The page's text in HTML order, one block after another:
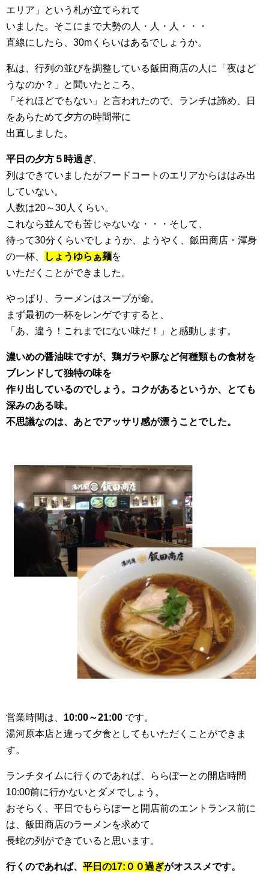
エリア」という札が立てられて
いました。そこにまで大勢の人・人・人・・・
直線にしたら、30mくらいはあるでしょうか。
私は、行列の並びを調整している飯田商店の人に「夜はど
うなのか？」と聞いたところ、
「それほどでもない」と言われたので、ランチは諦め、日
をあらためて夕方の時間帯に
出直しました。
平日の夕方５時過ぎ
列はできていましたがフードコートのエリアからははみ出
していない。
人数は20～30人くらい。
これなら並んでも苦じゃないな・・・そして、
待って30分くらいでしょうか、ようやく、飯田商店・渾身
の一杯、
しょうゆらぁ麺を
いただくことができました。
やっぱり、ラーメンはスープが命。
まず最初の一杯をレンゲですすると、
「あ、違う！これまでにない味だ！」と感動します。
濃いめの醤油味ですが、鶏ガラや豚など何種類もの食材を
ブレンドして独特の味を
作り出しているのでしょう。コクがあるというか、とても
深みのある味。
不思議なのは、あとでアッサリ感が漂うことでした。
営業時間は、 10:00～21:00 です。
湯河原本店と違って夕食としてもいただくことができま
す。
ランチタイムに行くのであれば、ららぽーとの開店時間
10:00前に行かないとダメでしょう。
おそらく、平日でもららぽーと開店前のエントランス前に
は、飯田商店のラーメンを求めて
長蛇の列ができていると思います。
行くのであれば、 平日の17:００過ぎがオススメです。